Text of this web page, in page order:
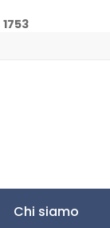
1753
Chi siamo